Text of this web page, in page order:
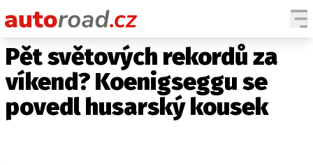
AUTA
TESTY AUT
NOVINKY
Pět světových rekordů za
víkend? Koenigseggu se
povedl husarský kousek